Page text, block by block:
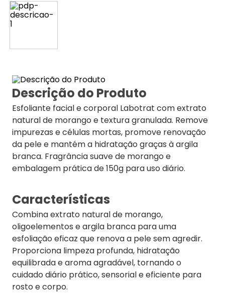
Descrição do Produto
Esfoliante facial e corporal Labotrat com extrato
natural de morango e textura granulada. Remove
impurezas e células mortas, promove renovação
da pele e mantém a hidratação graças à argila
branca. Fragrância suave de morango e
embalagem prática de 150g para uso diário.
Características
Combina extrato natural de morango,
oligoelementos e argila branca para uma
esfoliação eficaz que renova a pele sem agredir.
Proporciona limpeza profunda, hidratação
equilibrada e aroma agradável, tornando o
cuidado diário prático, sensorial e eficiente para
rosto e corpo.